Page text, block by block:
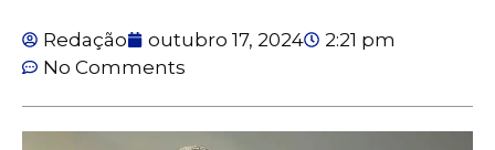
Redação outubro 17, 2024
2:21 pm
No Comments